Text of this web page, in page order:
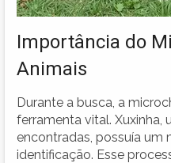
Importância do
Animais
Durante a busca, a
ferramenta vital. Xuxinha,
encontradas, possuía um
identificação. Esse